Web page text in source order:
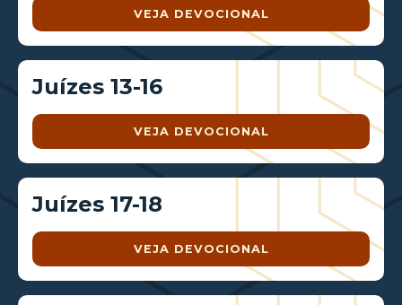
VEJA DEVOCIONAL
Juízes 13-16
VEJA DEVOCIONAL
Juízes 17-18
VEJA DEVOCIONAL